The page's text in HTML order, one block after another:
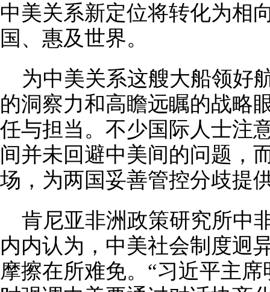
中美关系新定位将转化为相
国、惠及世界。
为中美关系这艘大船领好
的洞察力和高瞻远瞩的战略
任与担当。不少国际人士注
间并未回避中美间的问题，
场，为两国妥善管控分歧提
肯尼亚非洲政策研究所中
内内认为，中美社会制度迥
摩擦在所难免。“习近平主